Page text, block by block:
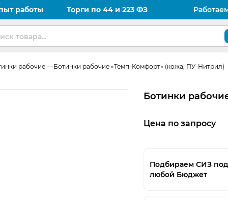
работы Торги по 44 и 223 ФЗ
рабочие Ботинки рабочие «Темп-Комфорт» (кожа, ПУ-Нитрил)
Ботинки
Цена по запросу
Подбираем СИЗ под
любой Бюджет